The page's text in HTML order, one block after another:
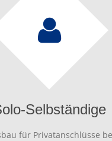
Selbständige
für Privatanschlüsse